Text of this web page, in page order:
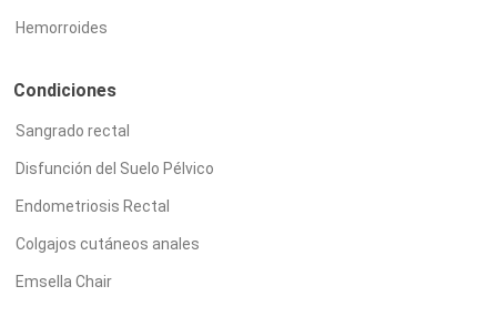
Hemorroides
Condiciones
Sangrado rectal
Disfunción del Suelo Pélvico
Endometriosis Rectal
Colgajos cutáneos anales
Emsella Chair